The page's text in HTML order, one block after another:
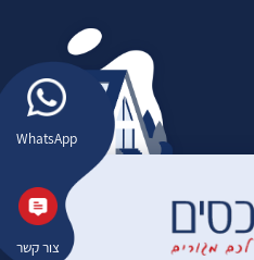
WhatsApp
צור קשר